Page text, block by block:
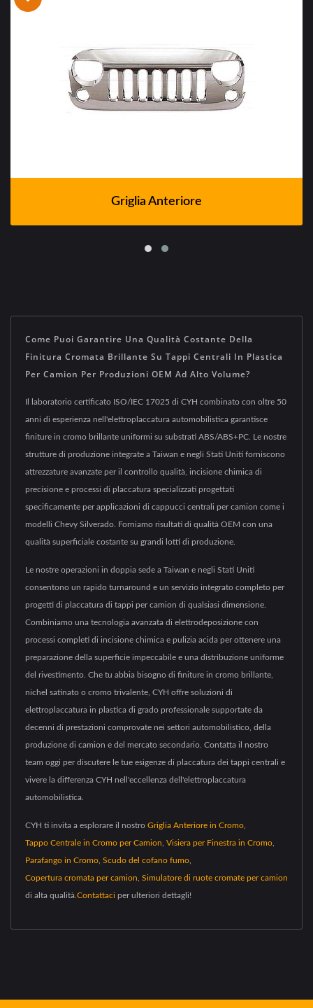
Griglia Anteriore
Come Puoi Garantire Una Qualità Costante Della
Finitura Cromata Brillante Su Tappi Centrali In Plastica
Per Camion Per Produzioni OEM Ad Alto Volume?
Il laboratorio certificato ISO/IEC 17025 di CYH combinato con oltre 50
anni di esperienza nell'elettroplaccatura automobilistica garantisce
finiture in cromo brillante uniformi su substrati ABS/ABS+PC. Le nostre
strutture di produzione integrate a Taiwan e negli Stati Uniti forniscono
attrezzature avanzate per il controllo qualità, incisione chimica di
precisione e processi di placcatura specializzati progettati
specificamente per applicazioni di cappucci centrali per camion come i
modelli Chevy Silverado. Forniamo risultati di qualità OEM con una
qualità superficiale costante su grandi lotti di produzione.
Le nostre operazioni in doppia sede a Taiwan e negli Stati Uniti
consentono un rapido turnaround e un servizio integrato completo per
progetti di placcatura di tappi per camion di qualsiasi dimensione.
Combiniamo una tecnologia avanzata di elettrodeposizione con
processi completi di incisione chimica e pulizia acida per ottenere una
preparazione della superficie impeccabile e una distribuzione uniforme
del rivestimento. Che tu abbia bisogno di finiture in cromo brillante,
nichel satinato o cromo trivalente, CYH offre soluzioni di
elettroplaccatura in plastica di grado professionale supportate da
decenni di prestazioni comprovate nei settori automobilistico, della
produzione di camion e del mercato secondario. Contatta il nostro
team oggi per discutere le tue esigenze di placcatura dei tappi centrali e
vivere la differenza CYH nell'eccellenza dell'elettroplaccatura
automobilistica.
CYH ti invita a esplorare il nostro Griglia Anteriore in Cromo
Tappo Centrale in Cromo per Camion Visiera per Finestra in Cromo
Parafango in Cromo Scudo del cofano fumo
Copertura cromata per camion Simulatore di ruote cromate per camion
di alta qualità. Contattaci per ulteriori dettagli!